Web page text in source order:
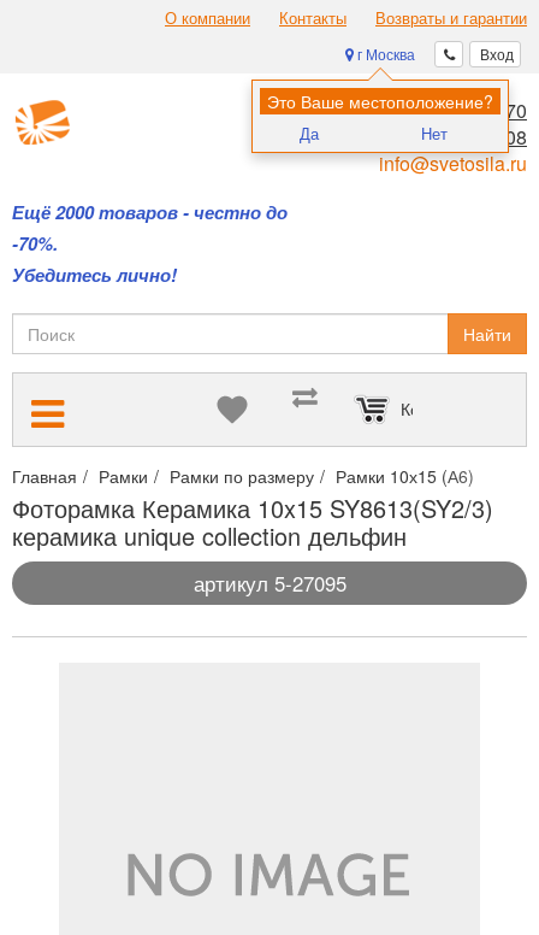
О компании Контакты Возвраты и гарантии
Вход
г Москва
Это Ваше местоположение?
Да Нет
Ещё 2000 товаров - честно до
-70%.
Убедитесь лично!
8 (495) 970-00-70
8 (800) 700-11-08
info@svetosila.ru
Найти
Корзина пуста
Главная Рамки Рамки по размеру Рамки 10х15 (А6)
Фоторамка Керамика 10x15 SY8613(SY2/3)
керамика unique collection дельфин
артикул 5-27095